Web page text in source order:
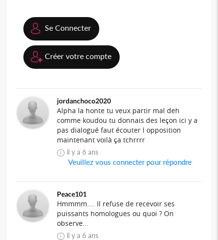
Se Connecter
Créer votre compte
jordanchoco2020
Alpha la honte tu veux partir mal deh
comme koudou tu donnais des leçon ici y a
pas dialogué faut écouter l opposition
maintenant voilà ça tchrrrr
il y a 6 ans
Veuillez vous connecter pour répondre
Peace101
Hmmmm.... Il refuse de recevoir ses
puissants homologues ou quoi ? On
observe...
il y a 6 ans